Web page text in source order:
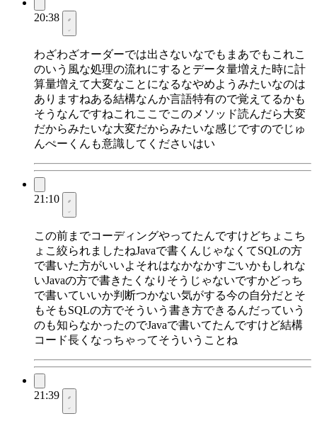
20:38
わざわざオーダーでは出さないなでもまあでもこれこ
のいう風な処理の流れにするとデータ量増えた時に計
算量増えて大変なことになるなやめようみたいなのは
ありますねある結構なんか言語特有ので覚えてるかも
そうなんですねこれここでこのメソッド読んだら大変
だからみたいな大変だからみたいな感じですのでじゅ
んぺーくんも意識してくださいはい
21:10
この前までコーディングやってたんですけどちょこち
ょこ絞られましたねJavaで書くんじゃなくてSQLの方
で書いた方がいいよそれはなかなかすごいかもしれな
いJavaの方で書きたくなりそうじゃないですかどっち
で書いていいか判断つかない気がする今の自分だとそ
もそもSQLの方でそういう書き方できるんだっていう
のも知らなかったのでJavaで書いてたんですけど結構
コード長くなっちゃってそういうことね
21:39